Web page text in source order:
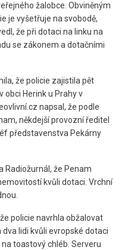
žalobce. Obviněným
je vyšetřuje na svobodě,
že při dotaci na linku na
se zákonem a dotačními
že policie zajistila pět
obci Herink u Prahy v
napsal, že podle
někdejší provozní ředitel
představenstva Pekárny
Radiožurnál, že Penam
kvůli dotaci. Vrchní
policie navrhla obžalovat
lidi kvůli evropské dotaci
toastový chléb. Serveru